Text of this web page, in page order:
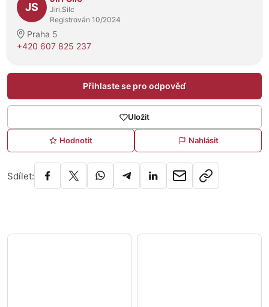
JS
Jiri.Silc
Registrován 10/2024
Praha 5
+420 607 825 237
Přihlaste se pro odpověď
Uložit
Hodnotit Nahlásit
Sdílet: